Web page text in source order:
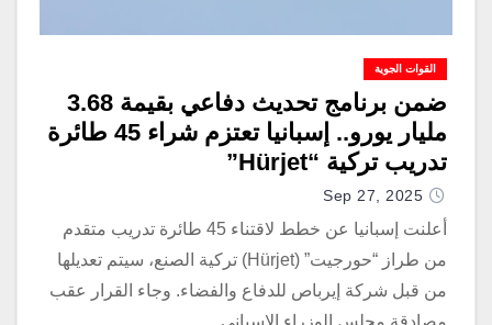
القوات الجوية
ضمن برنامج تحديث دفاعي بقيمة 3.68
مليار يورو.. إسبانيا تعتزم شراء 45 طائرة
تدريب تركية “Hürjet”
Sep 27, 2025
أعلنت إسبانيا عن خطط لاقتناء 45 طائرة تدريب متقدم
من طراز “حورجيت” (Hürjet) تركية الصنع، سيتم تعديلها
من قبل شركة إيرباص للدفاع والفضاء. وجاء القرار عقب
مصادقة مجلس الوزراء الإسباني…